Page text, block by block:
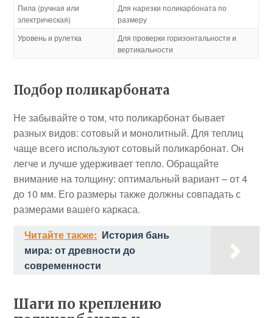
Пила (ручная или
электрическая)
Для нарезки поликарбоната по
размеру
Уровень и рулетка
Для проверки горизонтальности и
вертикальности
Подбор поликарбоната
Не забывайте о том, что поликарбонат бывает
разных видов: сотовый и монолитный. Для теплиц
чаще всего используют сотовый поликарбонат. Он
легче и лучше удерживает тепло. Обращайте
внимание на толщину: оптимальный вариант – от 4
до 10 мм. Его размеры также должны совпадать с
размерами вашего каркаса.
Читайте также: История бань
мира: от древности до
современности
Шаги по креплению